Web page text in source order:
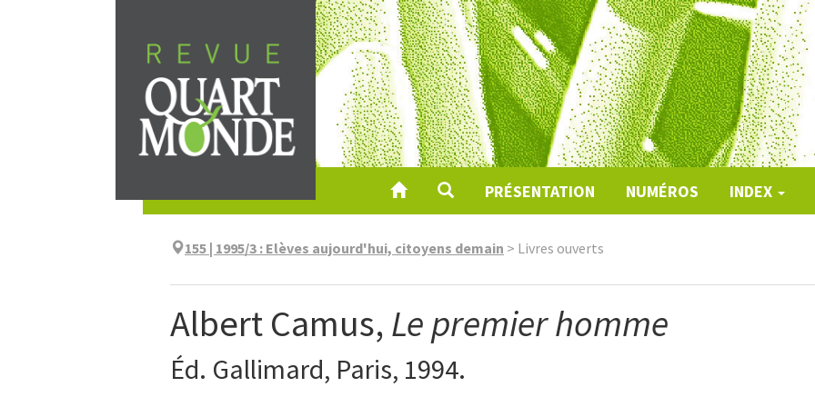
au
contenu
PRÉSENTATION NUMÉROS INDEX
155 | 1995/3 : Elèves aujourd'hui, citoyens demain > Livres ouverts
Albert Camus, Le premier homme
Éd. Gallimard, Paris, 1994.